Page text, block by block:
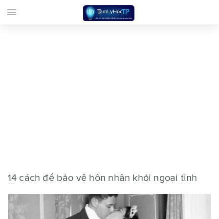
14 cách để bảo vệ hôn nhân khỏi ngoại tình
menu